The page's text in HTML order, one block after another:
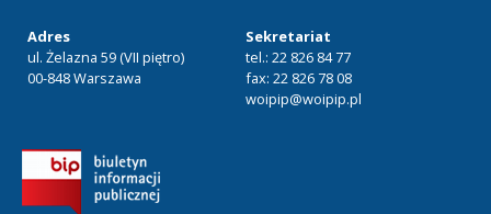
Adres
ul. Żelazna 59 (VII piętro)
00-848 Warszawa
Sekretariat
tel.: 22 826 84 77
fax: 22 826 78 08
woipip@woipip.pl